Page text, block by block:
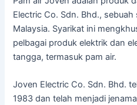
Electric Co. Sdn. Bhd.,
Malaysia. Syarikat ini
pelbagai produk elektrik dan
tangga, termasuk pam air.
Joven Electric Co. Sdn. Bhd.
1983 dan telah menjadi